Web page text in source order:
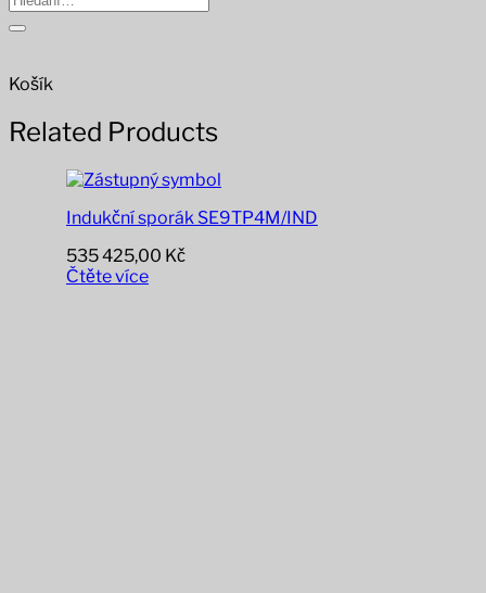
Košík
Related Products
Indukční sporák SE9TP4M/IND
535 425,00 Kč
Čtěte více